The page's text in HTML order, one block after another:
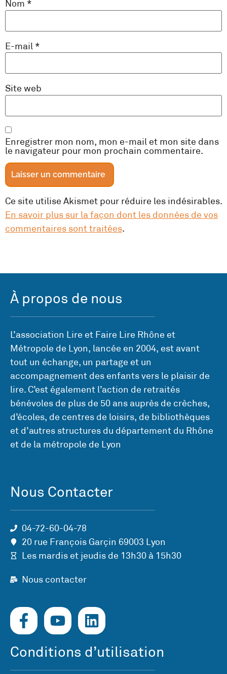
Nom *
E-mail *
Site web
Enregistrer mon nom, mon e-mail et mon site dans
le navigateur pour mon prochain commentaire.
Ce site utilise Akismet pour réduire les indésirables.
En savoir plus sur la façon dont les données de vos
commentaires sont traitées.
À propos de nous
L’association Lire et Faire Lire Rhône et
Métropole de Lyon, lancée en 2004, est avant
tout un échange, un partage et un
accompagnement des enfants vers le plaisir de
lire. C’est également l’action de retraités
bénévoles de plus de 50 ans auprès de crèches,
d’écoles, de centres de loisirs, de bibliothèques
et d’autres structures du département du Rhône
et de la métropole de Lyon
Nous Contacter
04-72-60-04-78
20 rue François Garçin 69003 Lyon
Les mardis et jeudis de 13h30 à 15h30
Nous contacter
Conditions d’utilisation